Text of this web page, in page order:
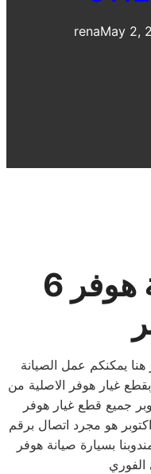
renaMay 2,
مراكز صيانة هوفر 6
صيانة هوفر 6 اكتوبر هنا يمكنكم عمل الصيانة
هوفر ب6 اكتوبر وبقطع غيار هوفر الاصلية من
صيانة هوفر ب6 اكتوبر جميع قطع غيار هوفر
متوفرة علي رقم خدمة هوفر ب6 اكتوبر هو مجرد اتصال برقم
بسيارة صيانة هوفر
الفوري